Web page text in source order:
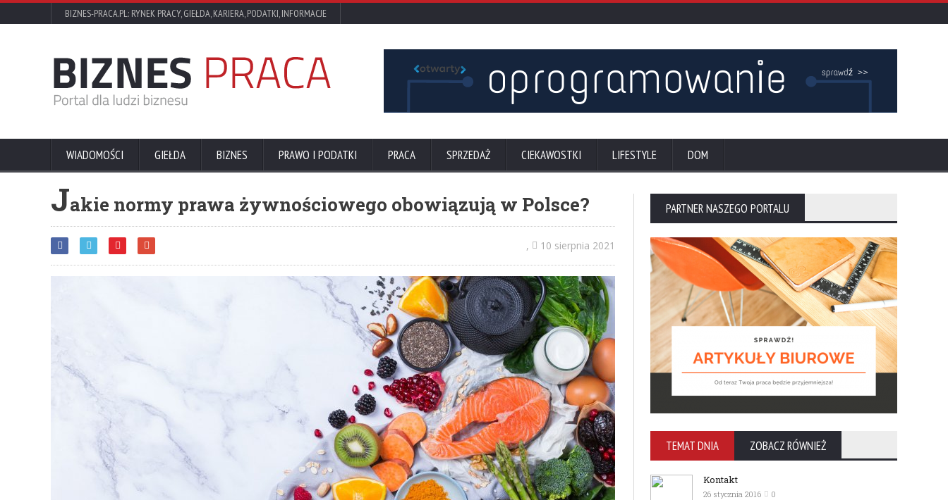
BIZNES-PRACA.PL: RYNEK PRACY, GIEŁDA, KARIERA, PODATKI, INFORMACJE
WIADOMOŚCI GIEŁDA BIZNES PRAWO I PODATKI PRACA SPRZEDAŻ CIEKAWOSTKI LIFESTYLE DOM
Jakie normy prawa żywnościowego obowiązują w Polsce?
, 10 sierpnia 2021
PARTNER NASZEGO PORTALU
TEMAT DNIA ZOBACZ RÓWNIEŻ
Kontakt
26 stycznia 2016 0